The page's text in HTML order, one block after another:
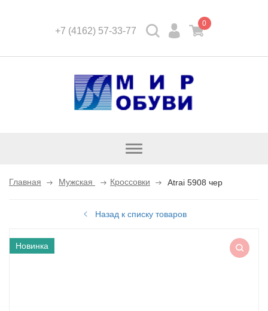
+7 (4162) 57-33-77
0
Открыть
Главная Мужская Кроссовки Atrai 5908 чер
Назад к списку товаров